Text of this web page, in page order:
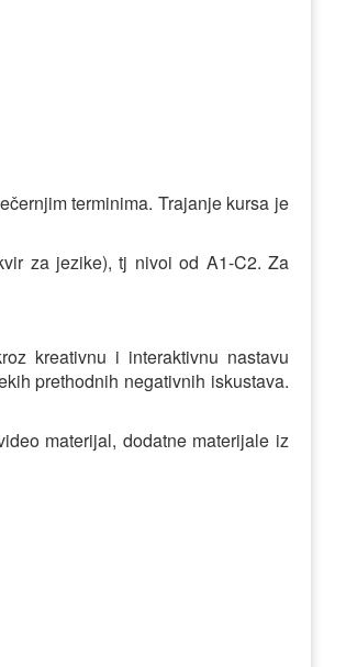
terminima. Trajanje kursa je
za jezike), tj nivoi od A1-C2. Za
kreativnu i interaktivnu nastavu
prethodnih negativnih iskustava.
materijal, dodatne materijale iz